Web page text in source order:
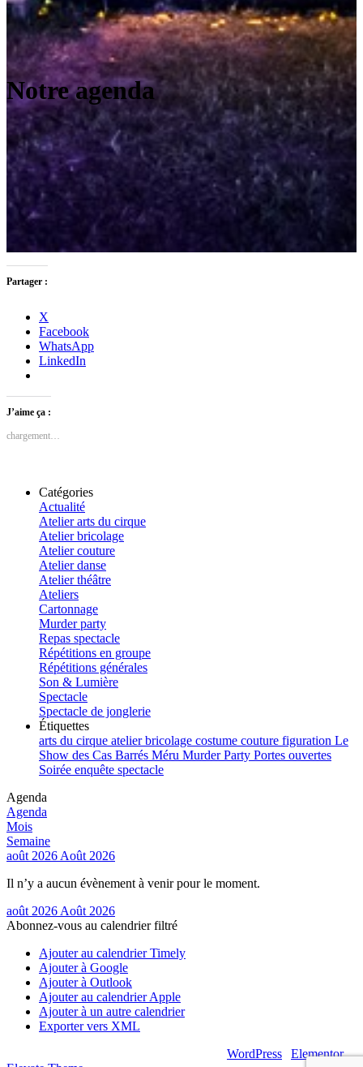
Notre agenda
Partager :
X
Facebook
WhatsApp
LinkedIn
J’aime ça :
chargement…
Catégories
Actualité
Atelier arts du cirque
Atelier bricolage
Atelier couture
Atelier danse
Atelier théâtre
Ateliers
Cartonnage
Murder party
Repas spectacle
Répétitions en groupe
Répétitions générales
Son & Lumière
Spectacle
Spectacle de jonglerie
Étiquettes
arts du cirque atelierbricolage costume couture figuration Le
Show des Cas Barrés Méru Murder Party Portes ouvertes
Soirée enquête spectacle
Agenda
Agenda
Mois
Semaine
août 2026 Août 2026
Il n’y a aucun évènement à venir pour le moment.
août 2026 Août 2026
Abonnez-vous au calendrier filtré
Ajouter au calendrier Timely
Ajouter à Google
Ajouter à Outlook
Ajouter au calendrier Apple
Ajouter à un autre calendrier
Exporter vers XML
WordPress Elementor|